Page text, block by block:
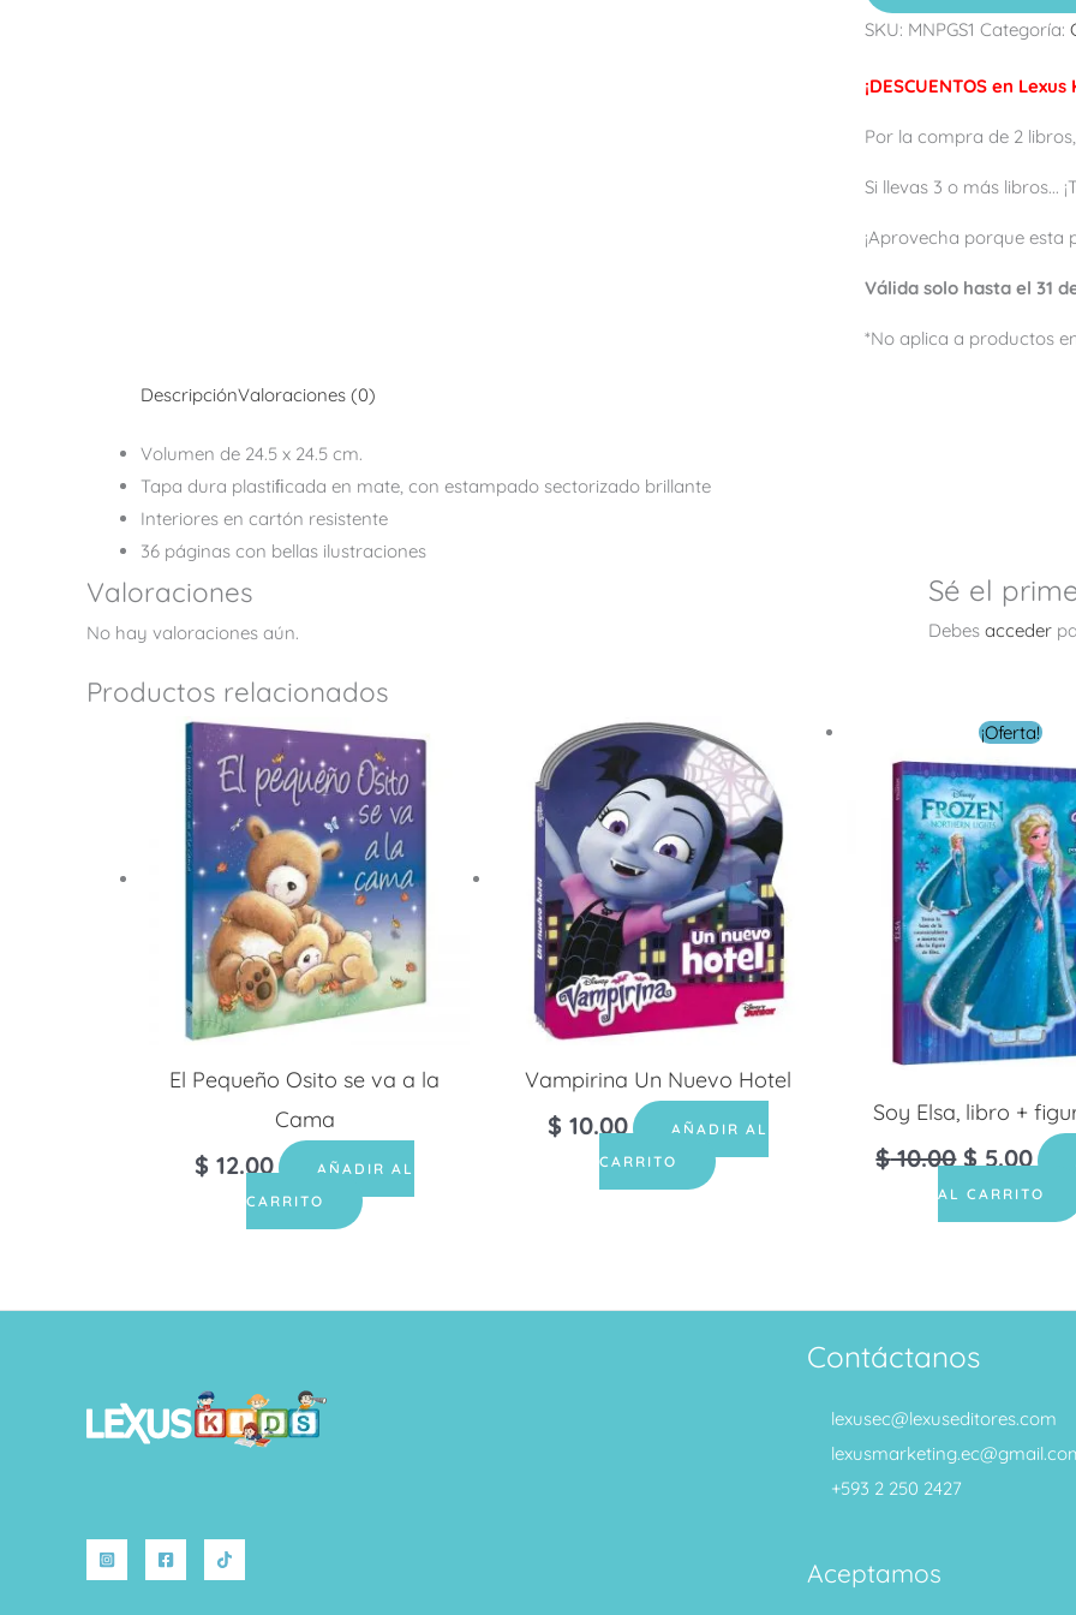
SKU: MNPGS1 Categoría:
¡DESCUENTOS en Lexus
Por la compra de 2
Si llevas 3 o más libros...
¡Aprovecha porque esta
Válida solo hasta el 31
*No aplica a productos
DescripciónValoraciones (0)
Volumen de 24.5 x 24.5 cm.
Tapa dura plastiﬁcada en mate, con estampado sectorizado brillante
Interiores en cartón resistente
36 páginas con bellas ilustraciones
Valoraciones
No hay valoraciones aún.
Sé el
Debes acceder
Productos relacionados
El Pequeño Osito se va a la
Cama
$ 12.00
AÑADIR AL
CARRITO
Vampirina Un Nuevo Hotel
$ 10.00
AÑADIR AL
CARRITO
¡Oferta!
Soy Elsa, libro +
$10.00
El
precio
original
era:
$ 10.00.
$ 5.00
El
es:
$
AL CARRITO
Contáctanos
lexusec@lexuseditores.com
+593 2 250 2427
Aceptamos